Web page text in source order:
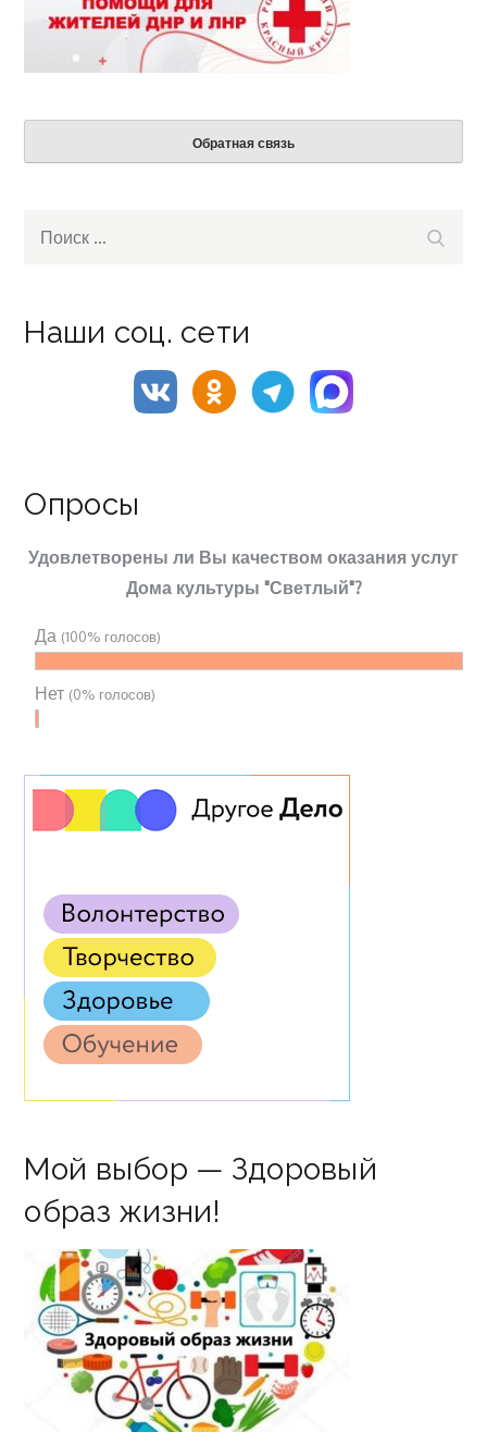
Обратная связь
Search
Наши соц. сети
Опросы
Удовлетворены ли Вы качеством оказания услуг
Дома культуры "Светлый"?
Да (100% голосов)
Нет (0% голосов)
Мой выбор — Здоровый
образ жизни!